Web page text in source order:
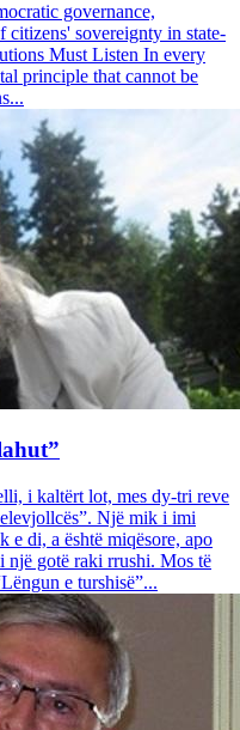
governance,
citizens' sovereignty in state-
Must Listen In every
principle that cannot be
i kaltërt lot, mes dy-tri reve
Një mik i imi
di, a është miqësore, apo
gotë raki rrushi. Mos të
e turshisë”...